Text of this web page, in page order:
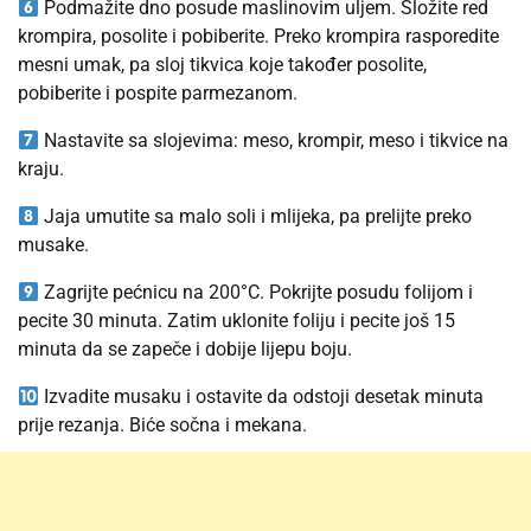
Podmažite dno posude maslinovim uljem. Složite red
krompira, posolite i pobiberite. Preko krompira rasporedite
mesni umak, pa sloj tikvica koje također posolite,
pobiberite i pospite parmezanom.
Nastavite sa slojevima: meso, krompir, meso i tikvice na
kraju.
Jaja umutite sa malo soli i mlijeka, pa prelijte preko
musake.
Zagrijte pećnicu na 200°C. Pokrijte posudu folijom i
pecite 30 minuta. Zatim uklonite foliju i pecite još 15
minuta da se zapeče i dobije lijepu boju.
Izvadite musaku i ostavite da odstoji desetak minuta
prije rezanja. Biće sočna i mekana.